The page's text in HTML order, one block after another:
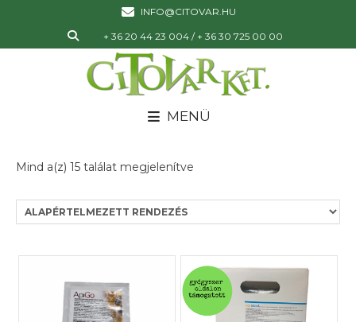
INFO@CITOVAR.HU
+ 36 20 44 23 004 / + 36 30 725 00 00
MENÜ
Mind a(z) 15 találat megjelenítve